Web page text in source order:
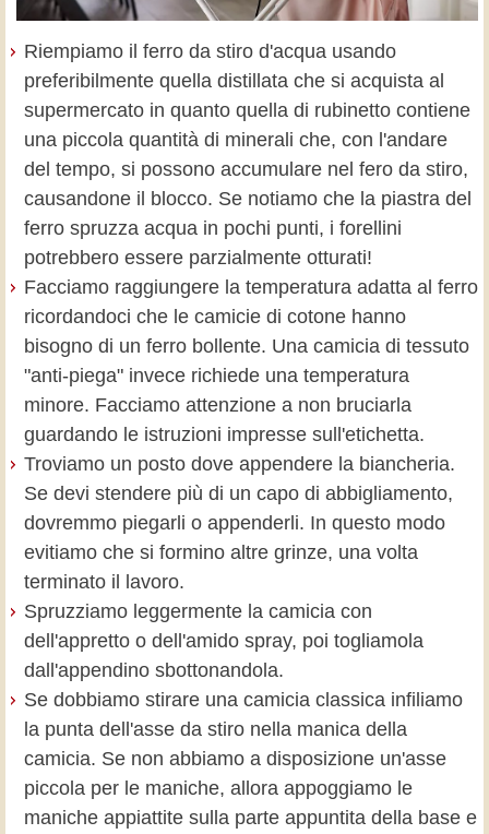
Riempiamo il ferro da stiro d'acqua usando
preferibilmente quella distillata che si acquista al
supermercato in quanto quella di rubinetto contiene
una piccola quantità di minerali che, con l'andare
del tempo, si possono accumulare nel fero da stiro,
causandone il blocco. Se notiamo che la piastra del
ferro spruzza acqua in pochi punti, i forellini
potrebbero essere parzialmente otturati!
Facciamo raggiungere la temperatura adatta al ferro
ricordandoci che le camicie di cotone hanno
bisogno di un ferro bollente. Una camicia di tessuto
"anti-piega" invece richiede una temperatura
minore. Facciamo attenzione a non bruciarla
guardando le istruzioni impresse sull'etichetta.
Troviamo un posto dove appendere la biancheria.
Se devi stendere più di un capo di abbigliamento,
dovremmo piegarli o appenderli. In questo modo
evitiamo che si formino altre grinze, una volta
terminato il lavoro.
Spruzziamo leggermente la camicia con
dell'appretto o dell'amido spray, poi togliamola
dall'appendino sbottonandola.
Se dobbiamo stirare una camicia classica infiliamo
la punta dell'asse da stiro nella manica della
camicia. Se non abbiamo a disposizione un'asse
piccola per le maniche, allora appoggiamo le
maniche appiattite sulla parte appuntita della base e